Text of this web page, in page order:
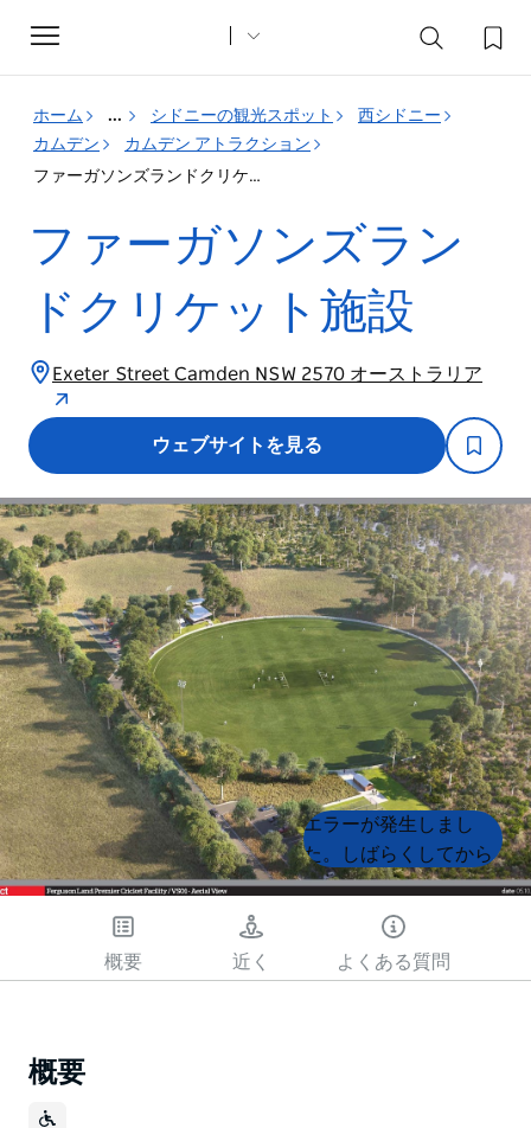
Toggle
navigation
ホーム ... シドニーの観光スポット
西シドニー
カムデン
カムデン アトラクション
ファーガソンズランドクリケット施設
ファーガソンズラン
ドクリケット施設
Exeter Street Camden NSW 2570 オーストラリア
ウェブサイトを見る
Product
List
Product
List
エラーが発生しまし
た。しばらくしてから
もう一度試してくださ
概要 近く よくある質問
概要